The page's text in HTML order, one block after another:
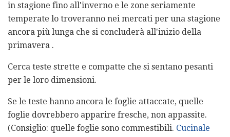
in stagione fino all'inverno e le zone seriamente
temperate lo troveranno nei mercati per una stagione
ancora più lunga che si concluderà all'inizio della
primavera .
Cerca teste strette e compatte che si sentano pesanti
per le loro dimensioni.
Se le teste hanno ancora le foglie attaccate, quelle
foglie dovrebbero apparire fresche, non appassite.
(Consiglio: quelle foglie sono commestibili. Cucinale